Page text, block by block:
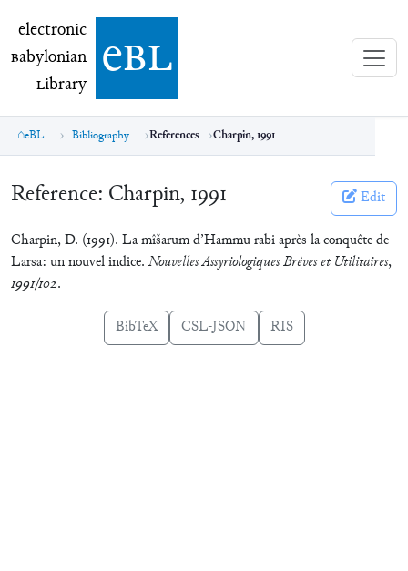
electronic Babylonian Library (eBL)
electronic
Babylonian
Library ebl
eBL Bibliography References Charpin, 1991
Reference: Charpin, 1991 Edit
Charpin, D. (1991). La mîšarum d’Hammu-rabi après la conquête de
Larsa: un nouvel indice. Nouvelles Assyriologiques Brèves et Utilitaires,
1991/102.
BibTeX CSL-JSON RIS